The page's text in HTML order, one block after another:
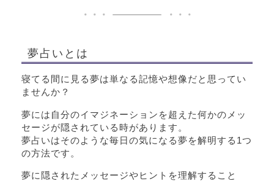
夢占いとは
寝てる間に見る夢は単なる記憶や想像だと思ってい
ませんか？
夢には自分のイマジネーションを超えた何かのメッ
セージが隠されている時があります。
夢占いはそのような毎日の気になる夢を解明する1つ
の方法です。
夢に隠されたメッセージやヒントを理解すること